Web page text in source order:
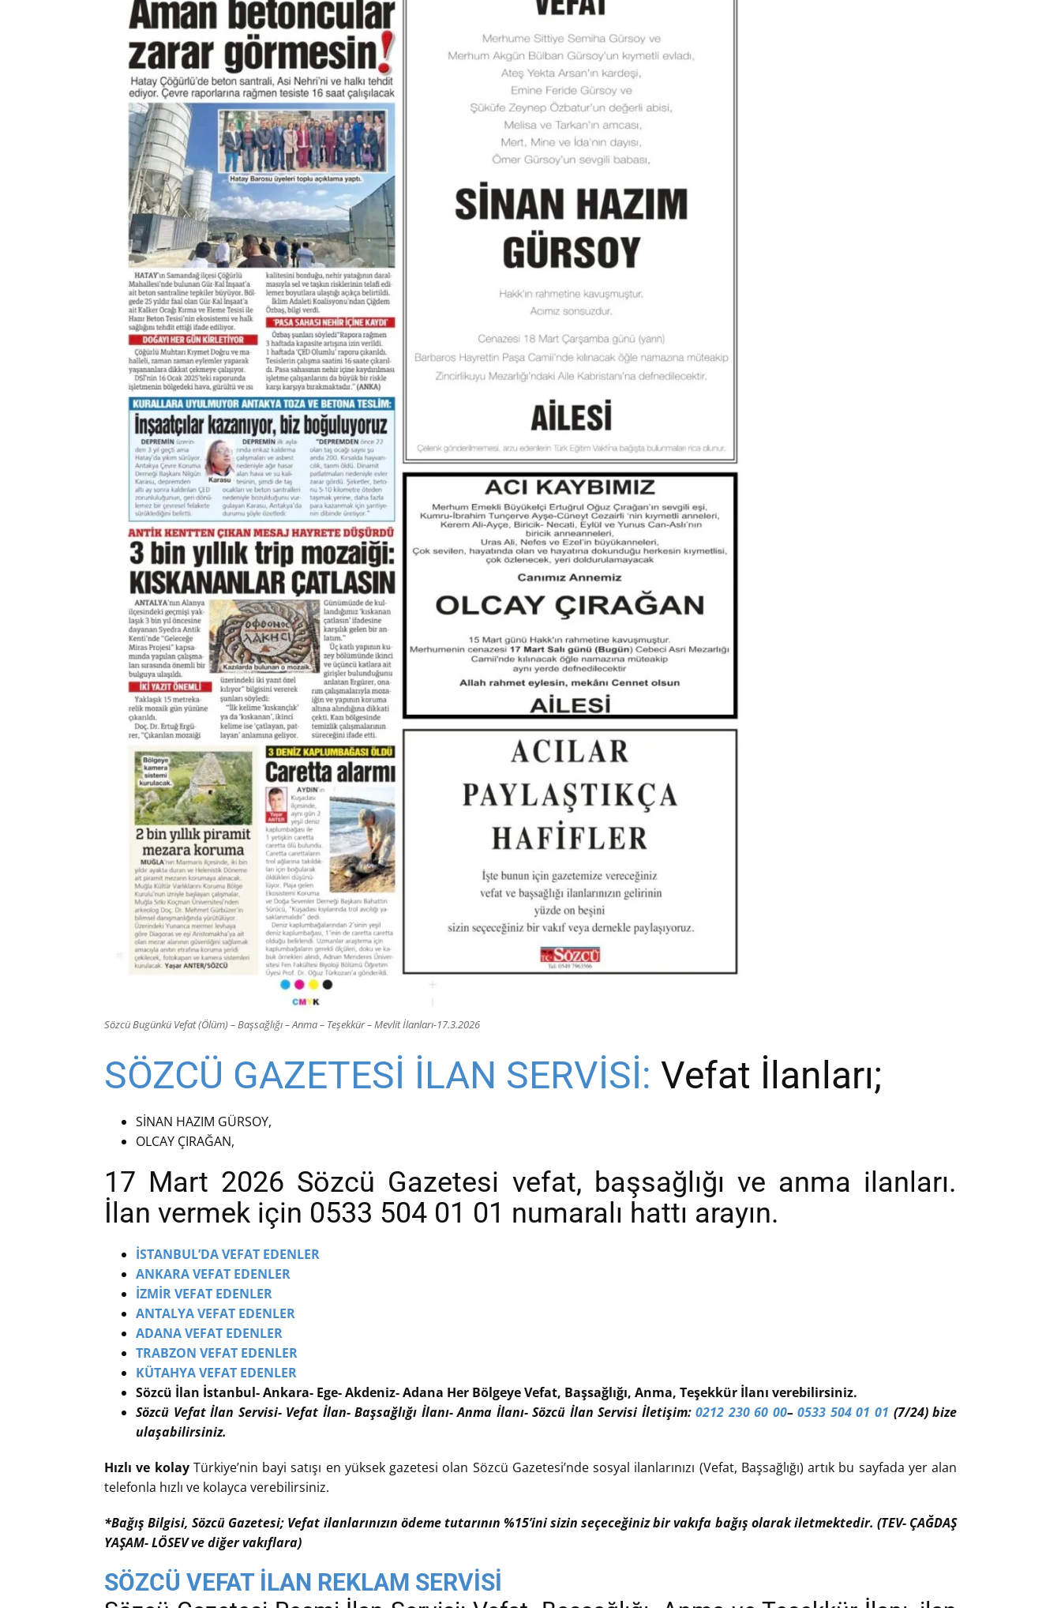
Sözcü Bugünkü Vefat (Ölüm) – Başsağlığı – Anma – Teşekkür – Mevlit İlanları-17.3.2026
SÖZCÜ GAZETESİ İLAN SERVİSİ: Vefat İlanları;
SİNAN HAZIM GÜRSOY,
OLCAY ÇIRAĞAN,
17 Mart 2026 Sözcü Gazetesi vefat, başsağlığı ve anma ilanları.
İlan vermek için 0533 504 01 01 numaralı hattı arayın.
İSTANBUL’DA VEFAT EDENLER
ANKARA VEFAT EDENLER
İZMİR VEFAT EDENLER
ANTALYA VEFAT EDENLER
ADANA VEFAT EDENLER
TRABZON VEFAT EDENLER
KÜTAHYA VEFAT EDENLER
Sözcü İlan İstanbul- Ankara- Ege- Akdeniz- Adana Her Bölgeye Vefat, Başsağlığı, Anma, Teşekkür İlanı verebilirsiniz.
Sözcü Vefat İlan Servisi- Vefat İlan- Başsağlığı İlanı- Anma İlanı- Sözcü İlan Servisi İletişim:0212 230 60 00–0533 504 01 01 (7/24) bize
ulaşabilirsiniz.
Hızlı ve kolayTürkiye’nin bayi satışı en yüksek gazetesi olan Sözcü Gazetesi’nde sosyal ilanlarınızı (Vefat, Başsağlığı) artık bu sayfada yer alan
telefonla hızlı ve kolayca verebilirsiniz.
*Bağış Bilgisi, Sözcü Gazetesi; Vefat ilanlarınızın ödeme tutarının %15’ini sizin seçeceğiniz bir vakıfa bağış olarak iletmektedir. (TEV- ÇAĞDAŞ
YAŞAM- LÖSEV ve diğer vakıflara)
SÖZCÜ VEFAT İLAN REKLAM SERVİSİ